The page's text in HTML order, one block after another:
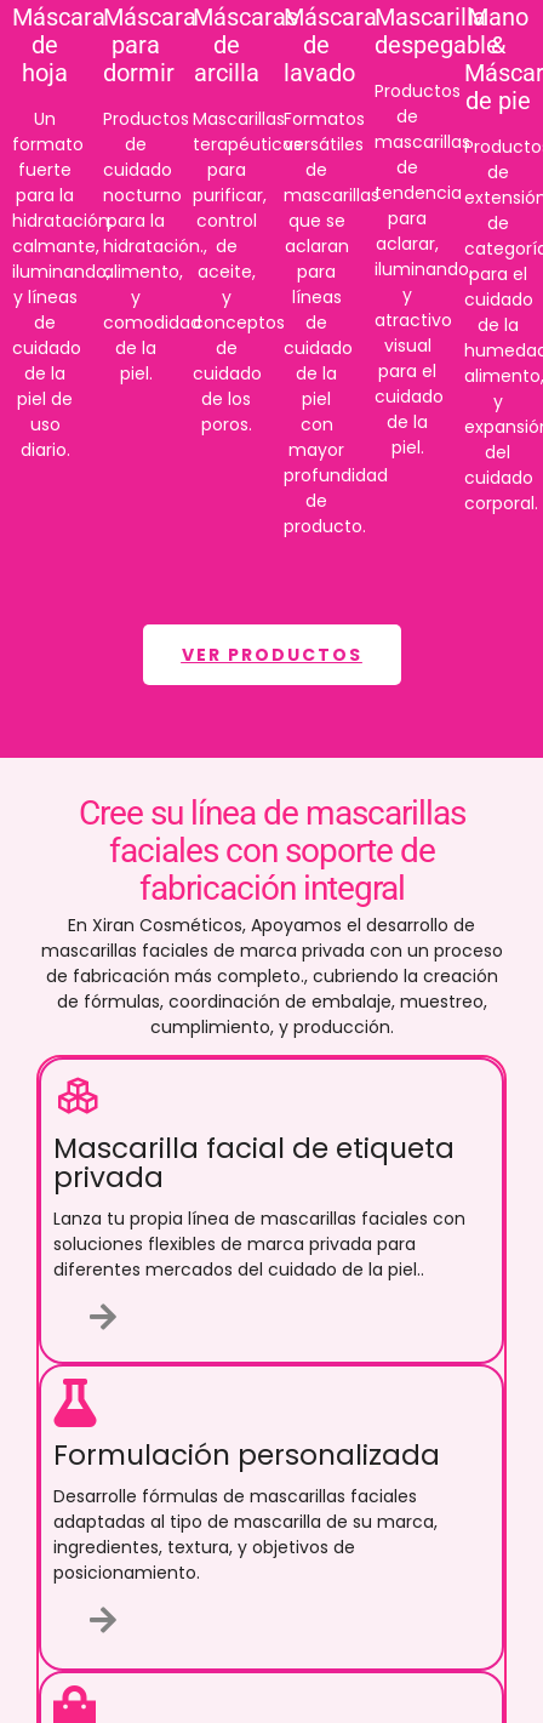
Máscara
de
hoja
Un
formato
fuerte
para la
hidratación,
calmante,
iluminando,
y líneas
de
cuidado
de la
piel de
uso
diario.
Máscara
para
dormir
Productos
de
cuidado
nocturno
para la
hidratación.,
alimento,
y
comodidad
de la
piel.
Máscaras
de
arcilla
Mascarillas
terapéuticas
para
purificar,
control
de
aceite,
y
conceptos
de
cuidado
de los
poros.
Máscara
de
lavado
Formatos
versátiles
de
mascarillas
que se
aclaran
para
líneas
de
cuidado
de la
piel
con
mayor
profundidad
de
producto.
Mascarilla
despegable
Productos
de
mascarillas
de
tendencia
para
aclarar,
iluminando,
y
atractivo
visual
para el
cuidado
de la
piel.
Mano
&
de pie
de
de
para el
cuidado
de la
y
del
cuidado
corporal.
VER PRODUCTOS
Cree su línea de mascarillas
faciales con soporte de
fabricación integral
En Xiran Cosméticos, Apoyamos el desarrollo de
mascarillas faciales de marca privada con un proceso
de fabricación más completo., cubriendo la creación
de fórmulas, coordinación de embalaje, muestreo,
cumplimiento, y producción.
Mascarilla facial de etiqueta
privada
Lanza tu propia línea de mascarillas faciales con
soluciones flexibles de marca privada para
diferentes mercados del cuidado de la piel..
Formulación personalizada
Desarrolle fórmulas de mascarillas faciales
adaptadas al tipo de mascarilla de su marca,
ingredientes, textura, y objetivos de
posicionamiento.